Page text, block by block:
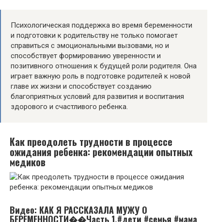
Психологическая поддержка во время беременности
и подготовки к родительству не только помогает
справиться с эмоциональными вызовами, но и
способствует формированию уверенности и
позитивного отношения к будущей роли родителя. Она
играет важную роль в подготовке родителей к новой
главе их жизни и способствует созданию
благоприятных условий для развития и воспитания
здорового и счастливого ребенка.
Как преодолеть трудности в процессе
ожидания ребенка: рекомендации опытных
медиков
Видео: КАК Я РАССКАЗАЛА МУЖУ О
БЕРЕМЕННОСТИ��Часть 1.#дети #семья #мама